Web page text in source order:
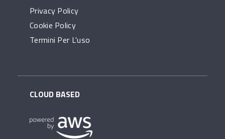
Privacy Policy
Cookie Policy
Termini Per L'uso
CLOUD BASED